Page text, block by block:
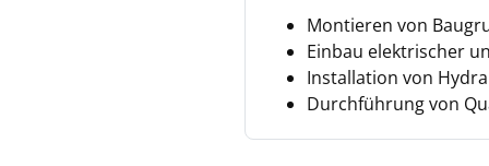
Montieren von
Einbau elektrischer
Installation von
Durchführung von